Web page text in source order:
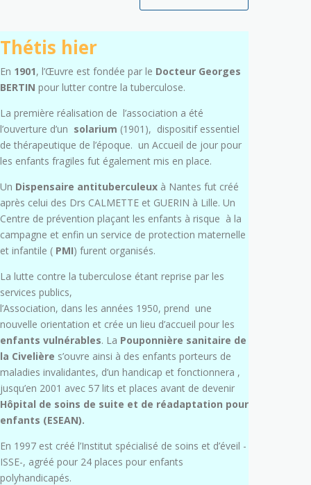
Thétis hier
En 1901, l’Œuvre est fondée par le Docteur Georges
BERTIN pour lutter contre la tuberculose.
La première réalisation de l’association a été
l’ouverture d’un solarium (1901), dispositif essentiel
de thérapeutique de l’époque. un Accueil de jour pour
les enfants fragiles fut également mis en place.
Un Dispensaire antituberculeux à Nantes fut créé
après celui des Drs CALMETTE et GUERIN à Lille. Un
Centre de prévention plaçant les enfants à risque à la
campagne et enfin un service de protection maternelle
et infantile ( PMI) furent organisés.
La lutte contre la tuberculose étant reprise par les
services publics,
l’Association, dans les années 1950, prend une
nouvelle orientation et crée un lieu d’accueil pour les
enfants vulnérables. La Pouponnière sanitaire de
la Civelière s’ouvre ainsi à des enfants porteurs de
maladies invalidantes, d’un handicap et fonctionnera ,
jusqu’en 2001 avec 57 lits et places avant de devenir
Hôpital de soins de suite et de réadaptation pour
enfants (ESEAN).
En 1997 est créé l’Institut spécialisé de soins et d’éveil -
ISSE-, agréé pour 24 places pour enfants
polyhandicapés.